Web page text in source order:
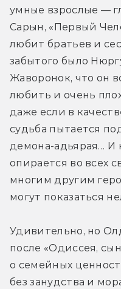
умные взрослые —
Сарын, «Первый
любит братьев и
забытого было
Жаворонок, что он
любить и очень
даже если в
судьба пытается
демона-адьярая… И
опирается во всех
многим другим
могут показаться
Удивительно, но
после «Одиссея,
о семейных
без занудства и